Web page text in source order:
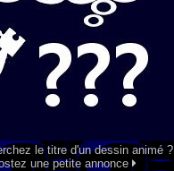
le titre d'un dessin animé ?
une petite annonce